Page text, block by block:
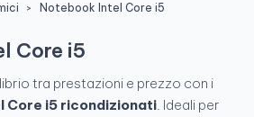
Notebook Intel Core i5
Core i5
tra prestazioni e prezzo con i
Core i5 ricondizionati. Ideali per